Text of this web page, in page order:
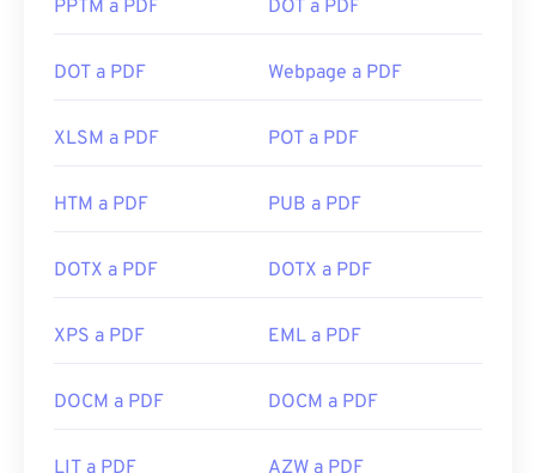
PPTM a PDF DOT a PDF
DOT a PDF Webpage a PDF
XLSM a PDF POT a PDF
HTM a PDF PUB a PDF
DOTX a PDF DOTX a PDF
XPS a PDF EML a PDF
DOCM a PDF DOCM a PDF